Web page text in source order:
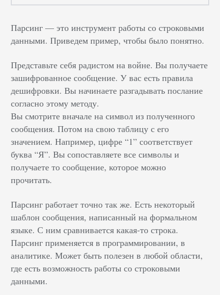
Парсинг — это инструмент работы со строковыми
данными. Приведем пример, чтобы было понятно.
Представьте себя радистом на войне. Вы получаете
зашифрованное сообщение. У вас есть правила
дешифровки. Вы начинаете разгадывать послание
согласно этому методу.
Вы смотрите вначале на символ из полученного
сообщения. Потом на свою таблицу с его
значением. Например, цифре “1” соответствует
буква “Я”. Вы сопоставляете все символы и
получаете то сообщение, которое можно
прочитать.
Парсинг работает точно так же. Есть некоторый
шаблон сообщения, написанный на формальном
языке. С ним сравнивается какая-то строка.
Парсинг применяется в программировании, в
аналитике. Может быть полезен в любой области,
где есть возможность работы со строковыми
данными.